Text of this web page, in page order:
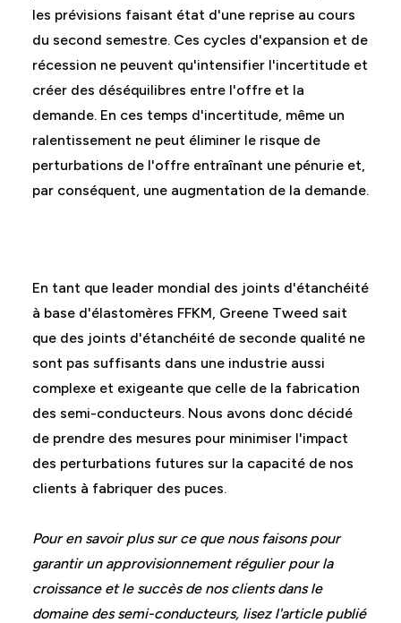
les prévisions faisant état d'une reprise au cours
du second semestre. Ces cycles d'expansion et de
récession ne peuvent qu'intensifier l'incertitude et
créer des déséquilibres entre l'offre et la
demande. En ces temps d'incertitude, même un
ralentissement ne peut éliminer le risque de
perturbations de l'offre entraînant une pénurie et,
par conséquent, une augmentation de la demande.
En tant que leader mondial des joints d'étanchéité
à base d'élastomères FFKM, Greene Tweed sait
que des joints d'étanchéité de seconde qualité ne
sont pas suffisants dans une industrie aussi
complexe et exigeante que celle de la fabrication
des semi-conducteurs. Nous avons donc décidé
de prendre des mesures pour minimiser l'impact
des perturbations futures sur la capacité de nos
clients à fabriquer des puces.
Pour en savoir plus sur ce que nous faisons pour
garantir un approvisionnement régulier pour la
croissance et le succès de nos clients dans le
domaine des semi-conducteurs, lisez l'article publié